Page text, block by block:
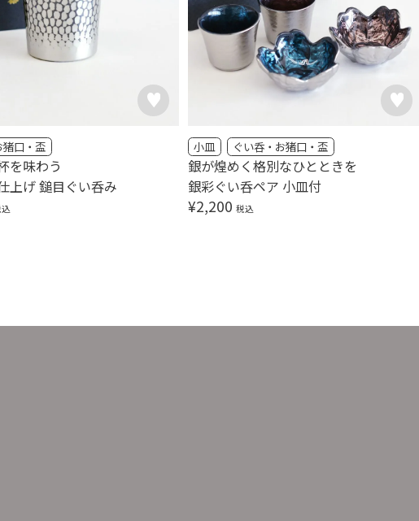
上げ 鎚目ぐい呑み
口・盃
を味わう
銀彩ぐい呑ペア 小皿付
小皿 ぐい呑・お猪口・盃
¥2,200 税込
銀が煌めく格別なひとときを